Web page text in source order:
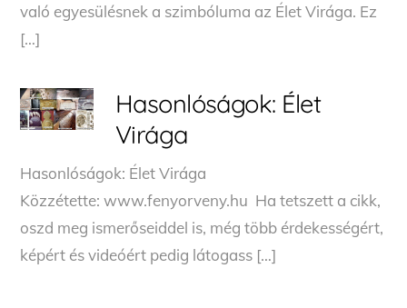
való egyesülésnek a szimbóluma az Élet Virága. Ez
[…]
Hasonlóságok: Élet
Virága
Hasonlóságok: Élet Virága
Közzétette: www.fenyorveny.hu Ha tetszett a cikk,
oszd meg ismerőseiddel is, még több érdekességért,
képért és videóért pedig látogass […]